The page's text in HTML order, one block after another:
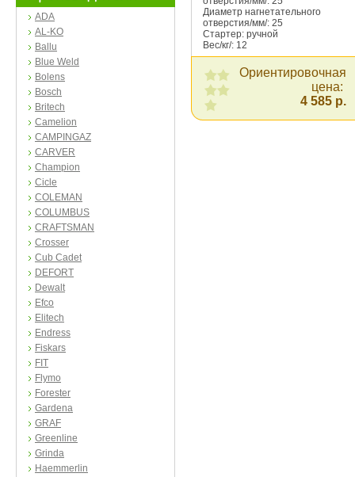
ADA
AL-KO
Ballu
Blue Weld
Bolens
Bosch
Britech
Camelion
CAMPINGAZ
CARVER
Champion
Cicle
COLEMAN
COLUMBUS
CRAFTSMAN
Crosser
Cub Cadet
DEFORT
Dewalt
Efco
Elitech
Endress
Fiskars
FIT
Flymo
Forester
Gardena
GRAF
Greenline
Grinda
Haemmerlin
Диаметр нагнетательного
отверстия/мм/: 25
Стартер: ручной
Вес/кг/: 12
Ориентировочная
цена:
4 585 р.